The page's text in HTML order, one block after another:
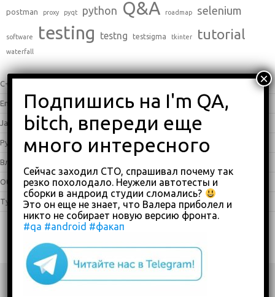
postman proxy pyqt python Q&A roadmap selenium
software testing testng testsigma tkinter tutorial
waterfall
C++
English (338)
Java (25)
Python(16)
Влоги
Обзоры(875)
Туториалы (23)
Copyright 2018-2023
Сейчас заходил СТО, спрашивал почему так
резко похолодало. Неужели автотесты и
сборки в андроид студии сломались?
Это он еще не знает, что Валера приболел и
никто не собирает новую версию фронта.
#qa #android #факап